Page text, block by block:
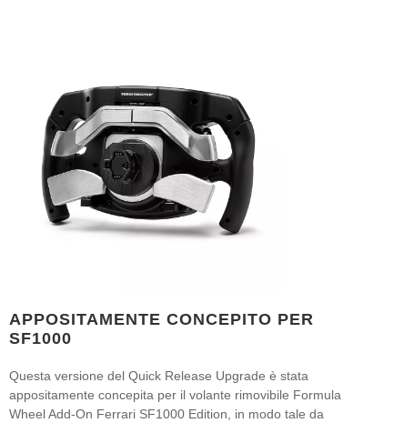
APPOSITAMENTE CONCEPITO PER
SF1000
Questa versione del Quick Release Upgrade è stata
appositamente concepita per il volante rimovibile Formula
Wheel Add-On Ferrari SF1000 Edition, in modo tale da